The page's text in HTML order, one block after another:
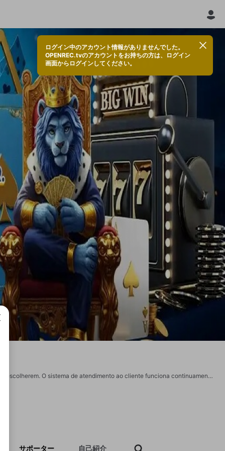
ログイン中のアカウント情報がありませんでした。
OPENREC.tvのアカウントをお持ちの方は、ログイン
画面からログインしてください。
A casa Rubi99 disponibiliza várias categorias de entretenimento para os usuários escolherem. O sistema de atendimento ao cliente funciona continuamente para esclarecer dúvidas. Website: https://rubi99.tech/ Telefone: 005566773542 Endereço: R. Ceci, 1017 - Éden, São João de Meriti - RJ, 25535-120, Brazil E-mail: rubi99tech@gmail.com Tags: #rubi99tech #rubi99techblog #linkpara_rubi99tech #pagina_inicial_rubi99tech #registro_rubi99tech
サポーター 自己紹介